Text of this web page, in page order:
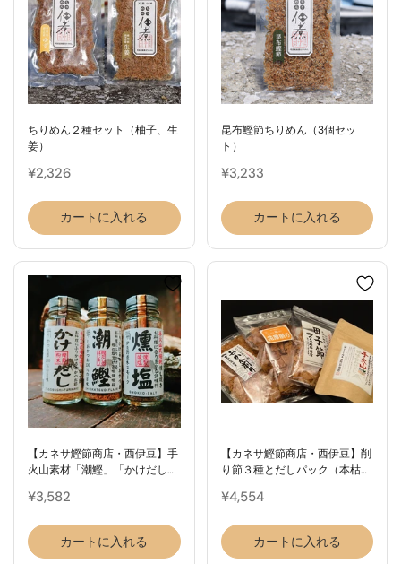
ちりめん２種セット（柚子、生
姜）
¥2,326
カートに入れる
昆布鰹節ちりめん（3個セッ
ト）
¥3,233
カートに入れる
【カネサ鰹節商店・西伊豆】手
火山素材「潮鰹」「かけだし」
¥3,582
カートに入れる
【カネサ鰹節商店・西伊豆】削
り節３種とだしパック（本枯れ
¥4,554
カートに入れる